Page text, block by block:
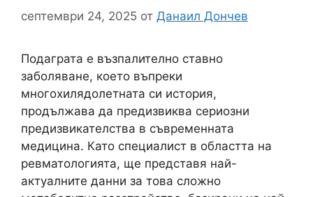
септември 24, 2025 от Данаил Дончев
Подаграта е възпалително ставно
заболяване, което въпреки
многохилядолетната си история,
продължава да предизвиква сериозни
предизвикателства в съвременната
медицина. Като специалист в областта на
ревматологията, ще представя най-
актуалните данни за това сложно